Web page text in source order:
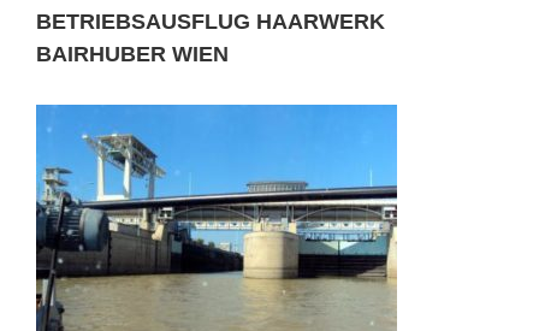
BETRIEBSAUSFLUG HAARWERK
BAIRHUBER WIEN